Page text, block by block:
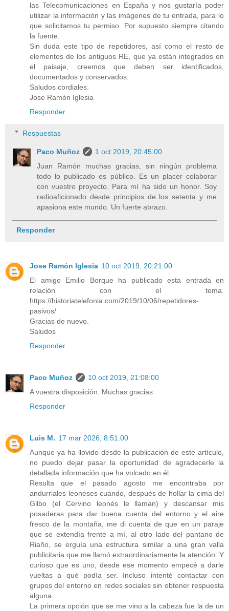
las Telecomunicaciones en España y nos gustaría poder
utilizar la información y las imágenes de tu entrada, para lo
que solicitamos tu permiso. Por supuesto siempre citando
la fuente.
Sin duda este tipo de repetidores, así como el resto de
elementos de los antiguos RE, que ya están integrados en
el paisaje, creemos que deben ser identificados,
documentados y conservados.
Saludos cordiales.
Jose Ramón Iglesia
Responder
Respuestas
Paco Muñoz
1 oct 2019, 20:45:00
Juan Ramón muchas gracias, sin ningún problema
todo lo publicado es público. Es un placer colaborar
con vuestro proyecto. Para mí ha sido un honor. Soy
radioaficionado desde principios de los setenta y me
apasiona este mundo. Un fuerte abrazo.
Responder
Jose Ramón Iglesia 10 oct 2019, 20:21:00
El amigo Emilio Borque ha publicado esta entrada en
relación con el tema.
https://historiatelefonia.com/2019/10/06/repetidores-
pasivos/
Gracias de nuevo.
Saludos
Responder
Paco Muñoz
10 oct 2019, 21:08:00
A vuestra disposición. Muchas gracias
Responder
Luis M. 17 mar 2026, 8:51:00
Aunque ya ha llovido desde la publicación de este artículo,
no puedo dejar pasar la oportunidad de agradecerle la
detallada información que ha volcado en él.
Resulta que el pasado agosto me encontraba por
andurriales leoneses cuando, después de hollar la cima del
Gilbo (el Cervino leonés le llaman) y descansar mis
posaderas para dar buena cuenta del entorno y el aire
fresco de la montaña, me di cuenta de que en un paraje
que se extendía frente a mí, al otro lado del pantano de
Riaño, se erguía una estructura similar a una gran valla
publicitaria que me llamó extraordinariamente la atención. Y
curioso que es uno, desde ese momento empecé a darle
vueltas a qué podía ser. Incluso intenté contactar con
grupos del entorno en redes sociales sin obtener respuesta
alguna.
La primera opción que se me vino a la cabeza fue la de un